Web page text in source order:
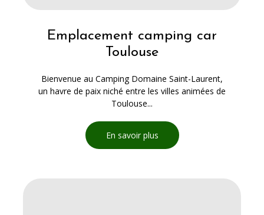
Emplacement camping car
Toulouse
Bienvenue au Camping Domaine Saint-Laurent,
un havre de paix niché entre les villes animées de
Toulouse...
En savoir plus